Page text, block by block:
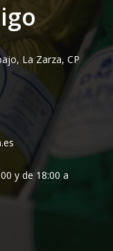
La Zarza, CP
y de 18:00 a